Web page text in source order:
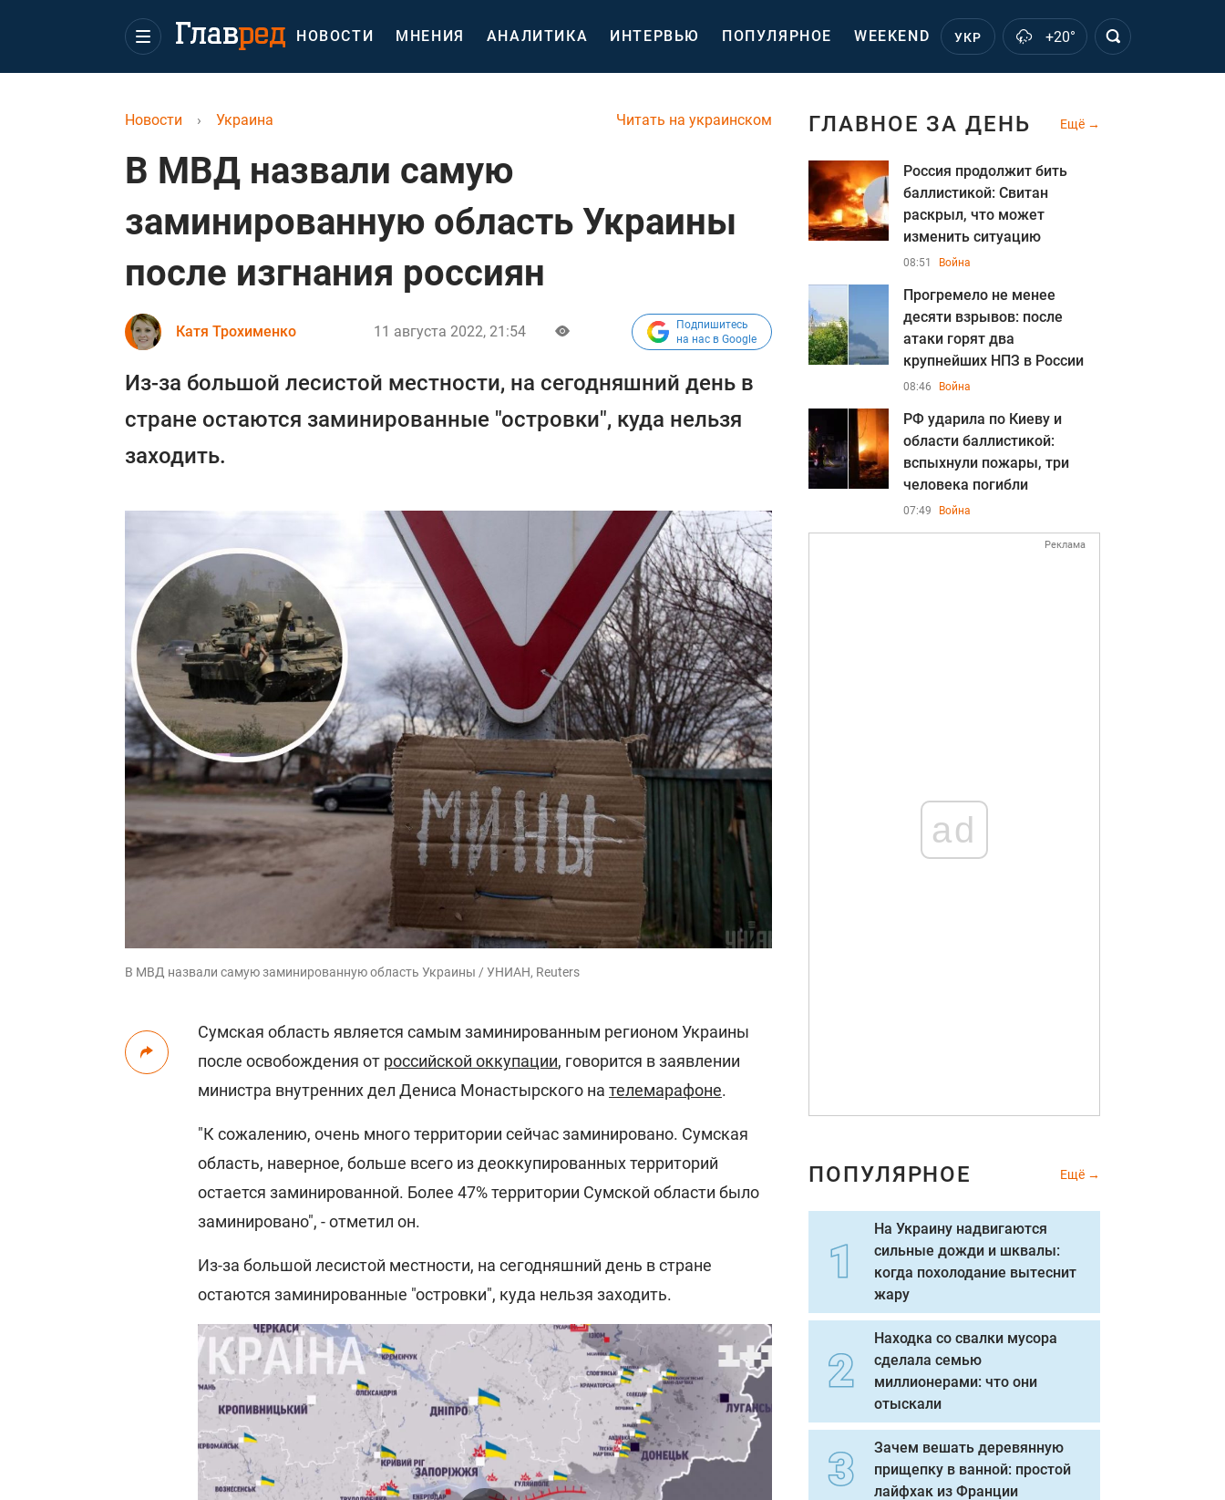
НОВОСТИ МНЕНИЯ АНАЛИТИКА ИНТЕРВЬЮ ПОПУЛЯРНОЕ WEEKEND УКР +20°
Читать на украинском
Новости › Украина
В МВД назвали самую
заминированную область Украины
после изгнания россиян
Катя Трохименко 11 августа 2022, 21:54
Подпишитесь
на нас в Google
Из-за большой лесистой местности, на сегодняшний день в
стране остаются заминированные "островки", куда нельзя
заходить.
В МВД назвали самую заминированную область Украины / УНИАН, Reuters
Сумская область является самым заминированным регионом Украины
после освобождения от российской оккупации, говорится в заявлении
министра внутренних дел Дениса Монастырского на телемарафоне.
"К сожалению, очень много территории сейчас заминировано. Сумская
область, наверное, больше всего из деоккупированных территорий
остается заминированной. Более 47% территории Сумской области было
заминировано", - отметил он.
Из-за большой лесистой местности, на сегодняшний день в стране
остаются заминированные "островки", куда нельзя заходить.
ГЛАВНОЕ ЗА ДЕНЬ Ещё
Россия продолжит бить
баллистикой: Свитан
раскрыл, что может
изменить ситуацию
08:51 Война
Прогремело не менее
десяти взрывов: после
атаки горят два
крупнейших НПЗ в России
08:46 Война
РФ ударила по Киеву и
области баллистикой:
вспыхнули пожары, три
человека погибли
07:49 Война
Реклама
ad
ПОПУЛЯРНОЕ Ещё
На Украину надвигаются
сильные дожди и шквалы:
когда похолодание вытеснит
жару
Находка со свалки мусора
сделала семью
миллионерами: что они
отыскали
Зачем вешать деревянную
прищепку в ванной: простой
лайфхак из Франции